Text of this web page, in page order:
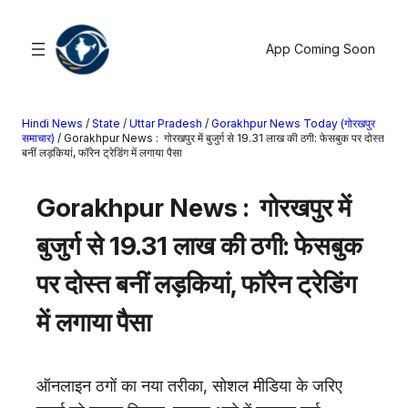
खोजें
खेल
राज्य
आस्था
राष्ट्रीय
व्यापार
करियर
राशिफल
App Coming Soon
Hindi News / State / Uttar Pradesh / Gorakhpur News Today (गोरखपुर
समाचार) / Gorakhpur News : गोरखपुर में बुजुर्ग से 19.31 लाख की ठगी: फेसबुक पर दोस्त
बनीं लड़कियां, फॉरेन ट्रेडिंग में लगाया पैसा
Gorakhpur News : गोरखपुर में
बुजुर्ग से 19.31 लाख की ठगी: फेसबुक
पर दोस्त बनीं लड़कियां, फॉरेन ट्रेडिंग
में लगाया पैसा
ऑनलाइन ठगों का नया तरीका, सोशल मीडिया के जरिए